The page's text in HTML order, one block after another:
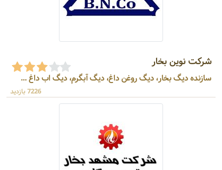
شرکت نوین بخار
سازنده دیگ بخار، دیگ روغن داغ، دیگ آبگرم، دیگ اب داغ ...
7226 بازدید